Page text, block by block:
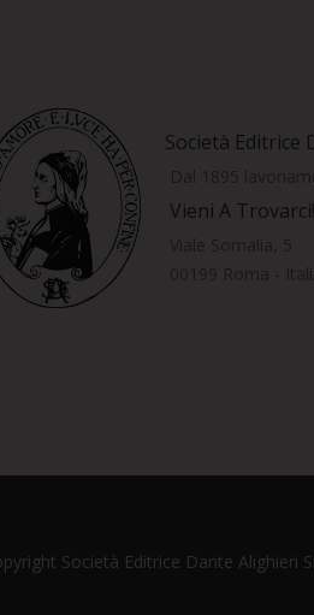
Società Editrice
Vieni A Trovarci!
Società Editrice Dante Alighieri